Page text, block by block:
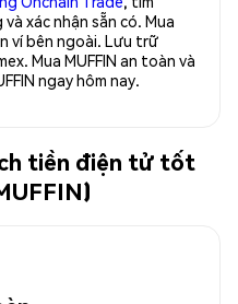
xác nhận sẵn có. Mua
ví bên ngoài. Lưu trữ
Mua MUFFIN an toàn và
ngay hôm nay.
tiền điện tử tốt